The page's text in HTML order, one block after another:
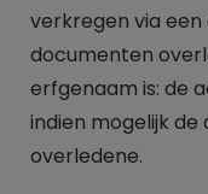
verkregen via
documenten
erfgenaam is: de
indien mogelijk
overledene.